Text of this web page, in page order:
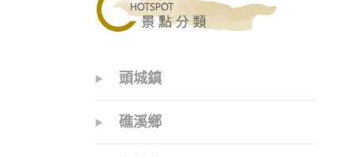
頭城鎮
礁溪鄉